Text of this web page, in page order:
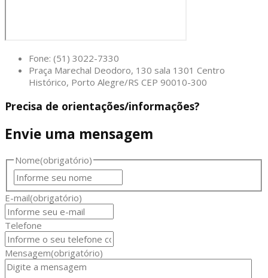
Fone: (51) 3022-7330
Praça Marechal Deodoro, 130 sala 1301 Centro
Histórico, Porto Alegre/RS CEP 90010-300
Precisa de orientações/informações?
Envie uma mensagem
Nome(obrigatório)
E-mail(obrigatório)
Telefone
Mensagem(obrigatório)